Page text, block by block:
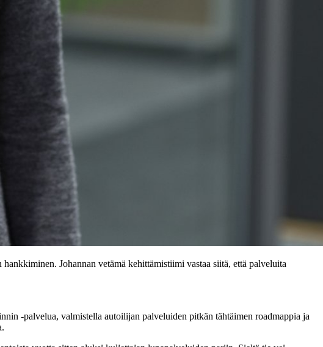
Johannan vetämä kehittämistiimi vastaa siitä, että palveluita
-palvelua, valmistella autoilijan palveluiden pitkän tähtäimen roadmappia ja